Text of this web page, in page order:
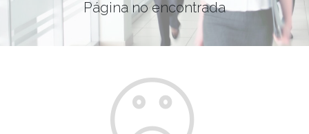
Página no encontrada